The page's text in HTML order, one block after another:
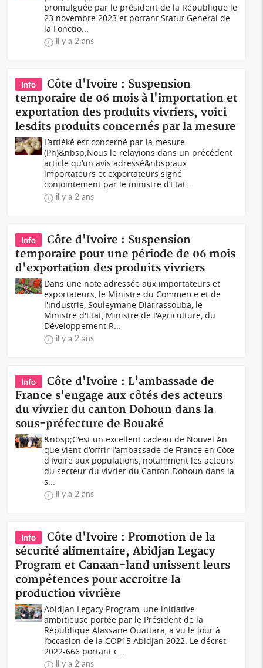
promulguée par le président de la République le
23 novembre 2023 et portant Statut General de
la Fonctio...
il y a 2 ans
Info
Côte d'Ivoire : Suspension
temporaire de 06 mois à l'importation et
exportation des produits vivriers, voici
lesdits produits concernés par la mesure
L’attiéké est concerné par la mesure
(Ph)&nbsp;Nous le relayions dans un précédent
article qu’un avis adressé&nbsp;aux
importateurs et exportateurs signé
conjointement par le ministre d’Etat...
il y a 2 ans
Info
Côte d'Ivoire : Suspension
temporaire pour une période de 06 mois
d'exportation des produits vivriers
Dans une note adressée aux importateurs et
exportateurs, le Ministre du Commerce et de
l'industrie, Souleymane Diarrassouba, le
Ministre d'Etat, Ministre de l'Agriculture, du
Développement R...
il y a 2 ans
Info
Côte d'Ivoire : L'ambassade de
France s'engage aux côtés des acteurs
du vivrier du canton Dohoun dans la
sous-préfecture de Bouaké
&nbsp;C'est un excellent cadeau de Nouvel An
que vient d'offrir l'ambassade de France en Côte
d'Ivoire aux populations, notamment les acteurs
du secteur du vivrier du Canton Dohoun dans la
s...
il y a 2 ans
Info
Côte d'Ivoire : Promotion de la
sécurité alimentaire, Abidjan Legacy
Program et Canaan-land unissent leurs
compétences pour accroitre la
production vivrière
Abidjan Legacy Program, une initiative
ambitieuse portée par le Président de la
République Alassane Ouattara, a vu le jour à
l’occasion de la COP15 Abidjan 2022. Le décret
2022-666 portant c...
il y a 2 ans